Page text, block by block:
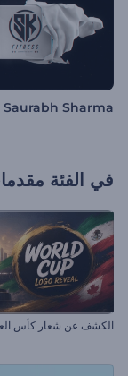
Saurabh Sharma
في الفئة
الكشف عن شعار كأس